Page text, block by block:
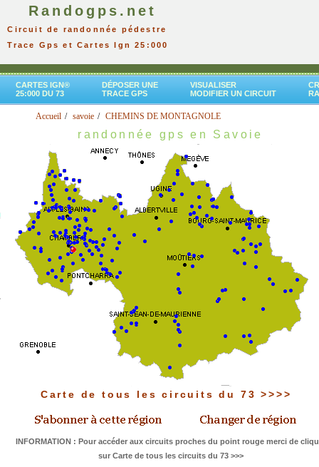
Randogps.net
Circuit de randonnée pédestre
Trace Gps et Cartes Ign 25:000
CARTES IGN®
25:000 DU 73
DÉPOSER UNE
TRACE GPS
VISUALISER
MODIFIER UN CIRCUIT
Accueil savoie CHEMINS DE MONTAGNOLE
randonnée gps en Savoie
Carte de tous les circuits du 73 >>>>
INFORMATION : Pour accéder aux circuits proches du point rouge merci de
sur Carte de tous les circuits du 73 >>>